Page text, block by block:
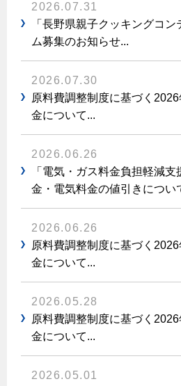
家庭用選択約款
ご請求とお支払いについて
クレジットカードによるお支払い
払込書による窓口でのお支払い
原料費調整制度について
こんなときは
ガスくさいとき・警報器が鳴った
ガスメーターの復帰方法
ガス器具が故障したとき
ガス給湯器・風呂釜の凍結予防方法
安全性
調理性
ガス給湯器とエコキュートの比較
経済性
ライフスタイルの変化に対応する
ガス・電気併用住宅とオール電化住宅の
経済性、環境性、創エネ
ライフステージ別に比較する
20代
30代
40代～50代
ガスコンロ
最新ガスコンロの実力
グリル活用法
レンジフード
オーブン・炊飯器
炊飯器
警報器
警報器
私たちのリフォーム
キッチンをリフォーム
バスルームをリフォーム
サニタリーをリフォーム
その他をリフォーム
3つのあんしん宣言
スタッフ
リフォームの流れ
リフォームのお知らせ
ショールーム
電力の自由化について
電気料金 長野都市ガスでんきプラン
都市ガスでんき 従量電灯Ｂ
都市ガスでんき 従量電灯Ｃ
都市ガスでんき 低圧電力
電気料金の計算について
ご請求とお支払い
約款
電気料金のシミュレーション
ご契約・お手続き
Chef Ropia's JOYFUL CUISINE
エコ・クッキング
料理教室レンタル
法人のお客様
お問合わせ・資料請求
採用情報
2026.07.31
「長野県親子クッキングコ
ム募集のお知らせ...
2026.07.30
原料費調整制度に基づく
金について...
2026.06.26
「電気・ガス料金負担軽減
⾦・電気料⾦の値引きについ
2026.06.26
原料費調整制度に基づく
金について...
2026.05.28
原料費調整制度に基づく
金について...
2026.05.01